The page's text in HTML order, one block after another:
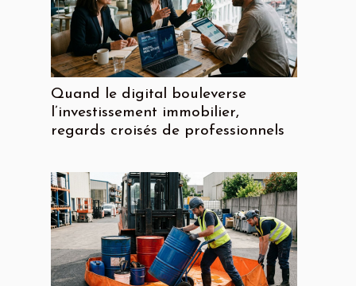
Quand le digital bouleverse
l’investissement immobilier,
regards croisés de professionnels